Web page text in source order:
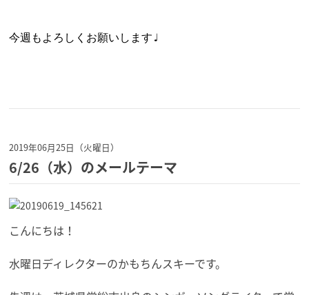
今週もよろしくお願いします♩
2019年06月25日（火曜日）
6/26（水）のメールテーマ
こんにちは！
水曜日ディレクターのかもちんスキーです。